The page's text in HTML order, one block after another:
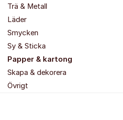
Trä & Metall
Läder
Smycken
Sy & Sticka
Papper & kartong
Skapa & dekorera
Övrigt